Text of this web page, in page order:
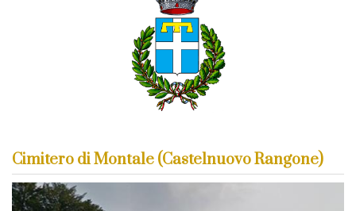
Cimitero di Montale (Castelnuovo Rangone)